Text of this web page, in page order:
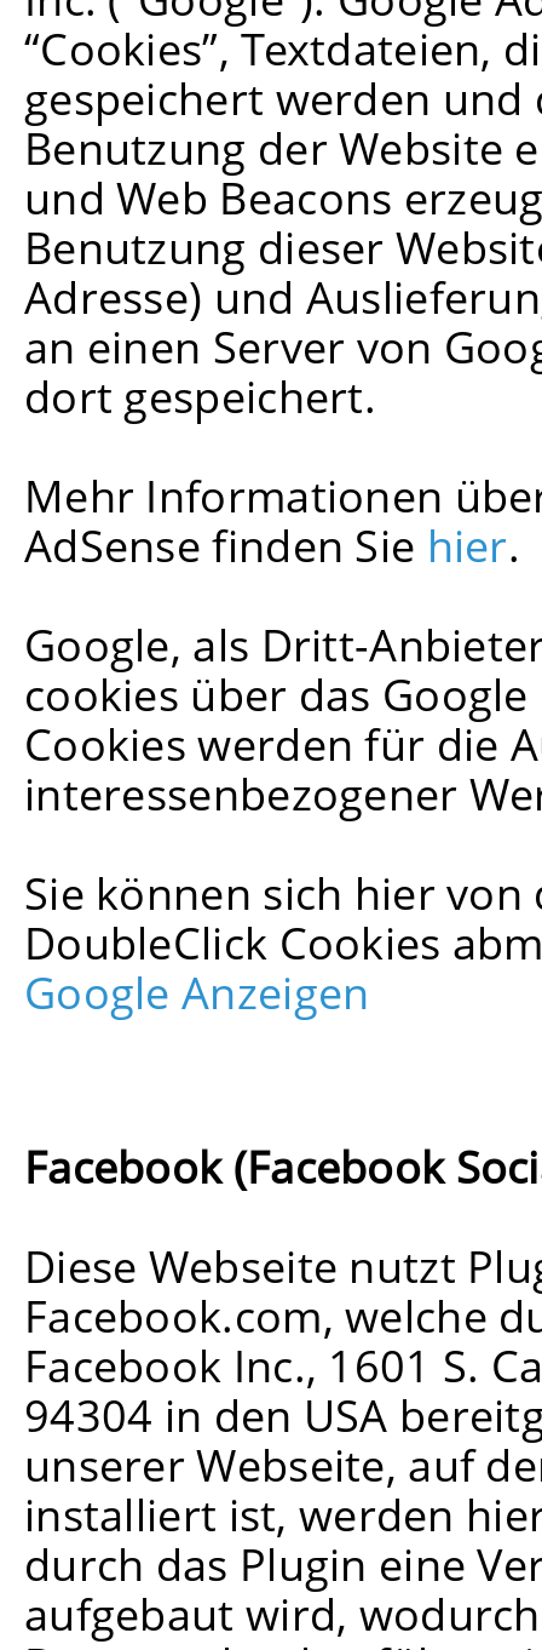
“Cookies”, Textdateien,
gespeichert werden und
Benutzung der Website
und Web Beacons
Benutzung dieser
Adresse) und
an einen Server von
dort gespeichert.
Mehr Informationen
AdSense finden Sie hier.
Google, als Dritt-
cookies über das
Cookies werden für die
interessenbezogener
Sie können sich hier
DoubleClick Cookies
Google Anzeigen
Facebook (Facebook
Diese Webseite nutzt
Facebook.com, welche
Facebook Inc., 1601 S.
94304 in den USA
unserer Webseite, auf
installiert ist, werden
durch das Plugin eine
aufgebaut wird,